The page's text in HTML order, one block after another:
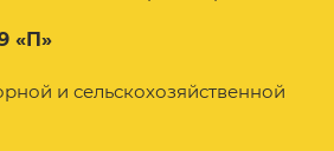
«П»
и сельскохозяйственной